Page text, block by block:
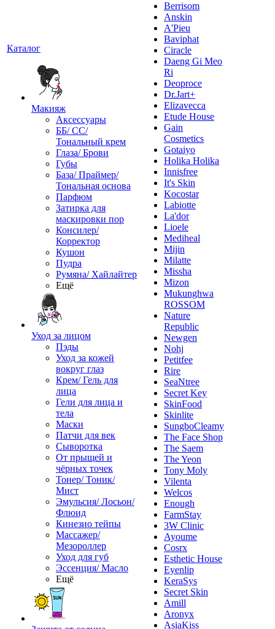
Каталог
Макияж
Аксессуары
ББ/ СС/
Тональный крем
Глаза/ Брови
Губы
База/ Праймер/
Тональная основа
Парфюм
Затирка для
маскировки пор
Консилер/
Корректор
Кушон
Пудра
Румяна/ Хайлайтер
Ещё
Уход за лицом
Пэды
Уход за кожей
вокруг глаз
Крем/ Гель для
лица
Гели для лица и
тела
Маски
Патчи для век
Сыворотка
От прыщей и
чёрных точек
Тонер/ Тоник/
Мист
Эмульсия/ Лосьон/
Флюид
Кинезио тейпы
Массажер/
Мезороллер
Уход для губ
Эссенция/ Масло
Ещё
Berrisom
Anskin
A'Pieu
Baviphat
Ciracle
Daeng Gi Meo
Ri
Deoproce
Dr.Jart+
Elizavecca
Etude House
Gain
Cosmetics
Gotaiyo
Holika Holika
Innisfree
It's Skin
Kocostar
Labiotte
La'dor
Lioele
Mediheal
Mijin
Milatte
Missha
Mizon
Mukunghwa
ROSSOM
Nature
Republic
Newgen
Nohj
Petitfee
Rire
SeaNtree
Secret Key
SkinFood
Skinlite
SungboCleamy
The Face Shop
The Saem
The Yeon
Tony Moly
Vilenta
Welcos
Enough
FarmStay
3W Clinic
Ayoume
Cosrx
Esthetic House
Eyenlip
KeraSys
Secret Skin
Amill
Aronyx
AsiaKiss